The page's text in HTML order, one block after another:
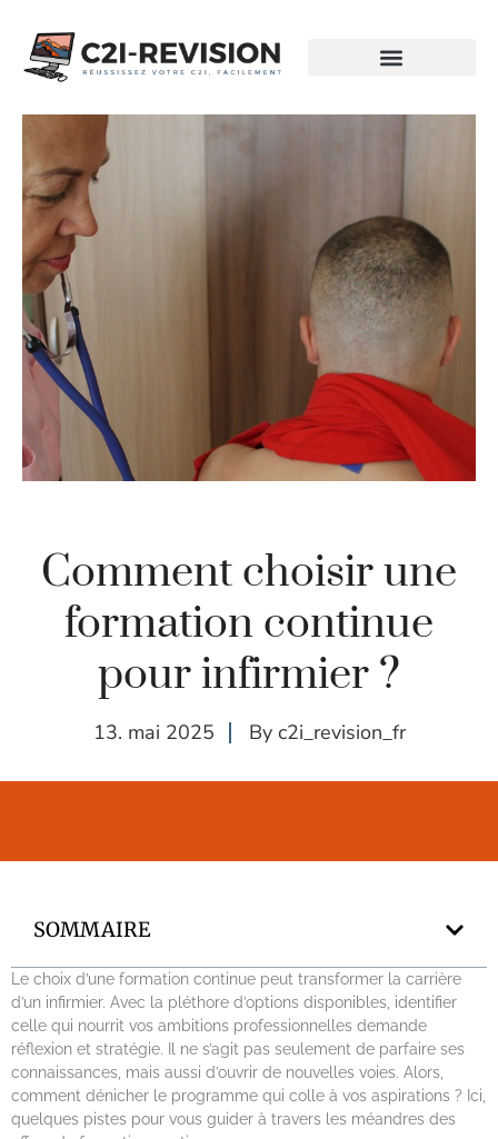
Comment choisir une
formation continue
pour infirmier ?
13. mai 2025 By c2i_revision_fr
SOMMAIRE
Le choix d’une formation continue peut transformer la carrière
d’un infirmier. Avec la pléthore d’options disponibles, identifier
celle qui nourrit vos ambitions professionnelles demande
réflexion et stratégie. Il ne s’agit pas seulement de parfaire ses
connaissances, mais aussi d’ouvrir de nouvelles voies. Alors,
comment dénicher le programme qui colle à vos aspirations ? Ici,
quelques pistes pour vous guider à travers les méandres des